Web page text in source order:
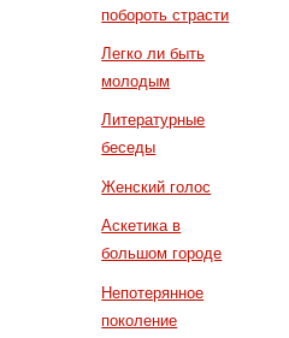
побороть страсти
Легко ли быть
молодым
Литературные
беседы
Женский голос
Аскетика в
большом городе
Непотерянное
поколение